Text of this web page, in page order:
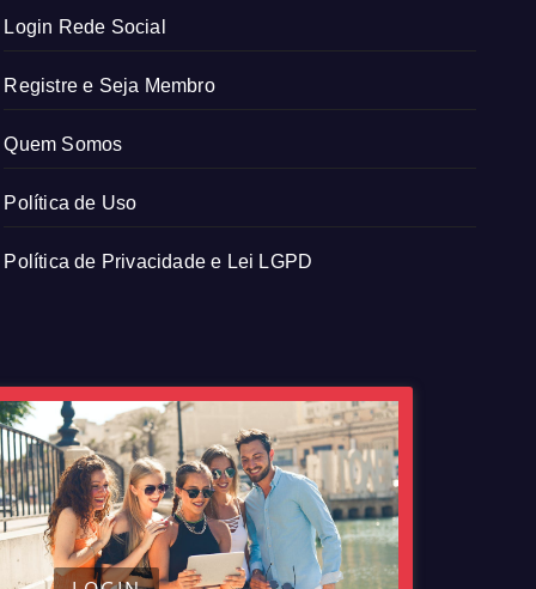
Login Rede Social
Registre e Seja Membro
Quem Somos
Política de Uso
Política de Privacidade e Lei LGPD